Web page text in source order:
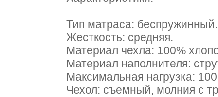
Тип матраса: беспружинный.
Жесткость: средняя.
Материал чехла: 100%
Материал наполнителя:
Максимальная нагрузка: 100
Чехол: съемный, молния с